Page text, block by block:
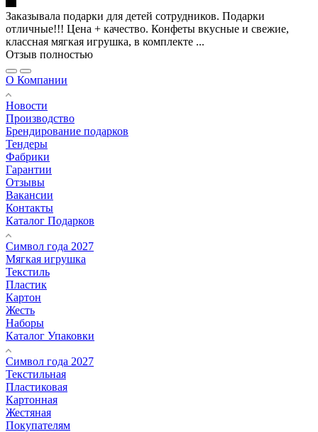
Заказывала подарки для детей сотрудников. Подарки
отличные!!! Цена + качество. Конфеты вкусные и свежие,
классная мягкая игрушка, в комплекте ...
Отзыв полностью
О Компании
Новости
Производство
Брендирование подарков
Тендеры
Фабрики
Гарантии
Отзывы
Вакансии
Контакты
Каталог Подарков
Символ года 2027
Мягкая игрушка
Текстиль
Пластик
Картон
Жесть
Наборы
Каталог Упаковки
Символ года 2027
Текстильная
Пластиковая
Картонная
Жестяная
Покупателям